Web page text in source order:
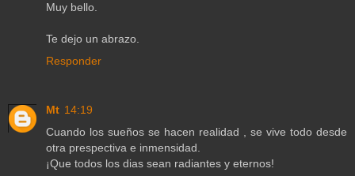
Muy bello.
Te dejo un abrazo.
Responder
Mt 14:19
Cuando los sueños se hacen realidad , se vive todo desde
otra prespectiva e inmensidad.
¡Que todos los dias sean radiantes y eternos!